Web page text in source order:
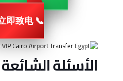
📞 立即致电
الأسئلة الشائعة